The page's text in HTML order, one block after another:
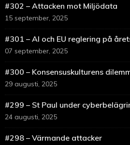
#302 – Attacken mot Miljödata
15 september, 2025
#301 – AI och EU reglering på
07 september, 2025
#300 – Konsensuskulturens
29 augusti, 2025
#299 – St Paul under
24 augusti, 2025
#298 – Värmande attacker